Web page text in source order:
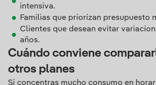
intensiva.
Familias que priorizan presupuesto
Clientes que desean evitar
años.
Cuándo conviene
otros planes
Si concentras mucho consumo en